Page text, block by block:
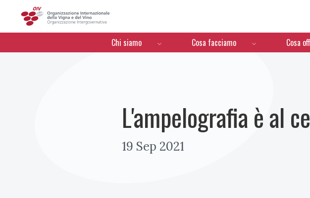
Menú de navegación
Chi siamo Cosa facciamo Cosa
L'ampelografia è al
19 Sep 2021